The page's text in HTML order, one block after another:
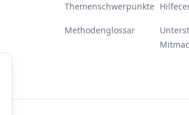
Themenschwerpunkte
Methodenglossar